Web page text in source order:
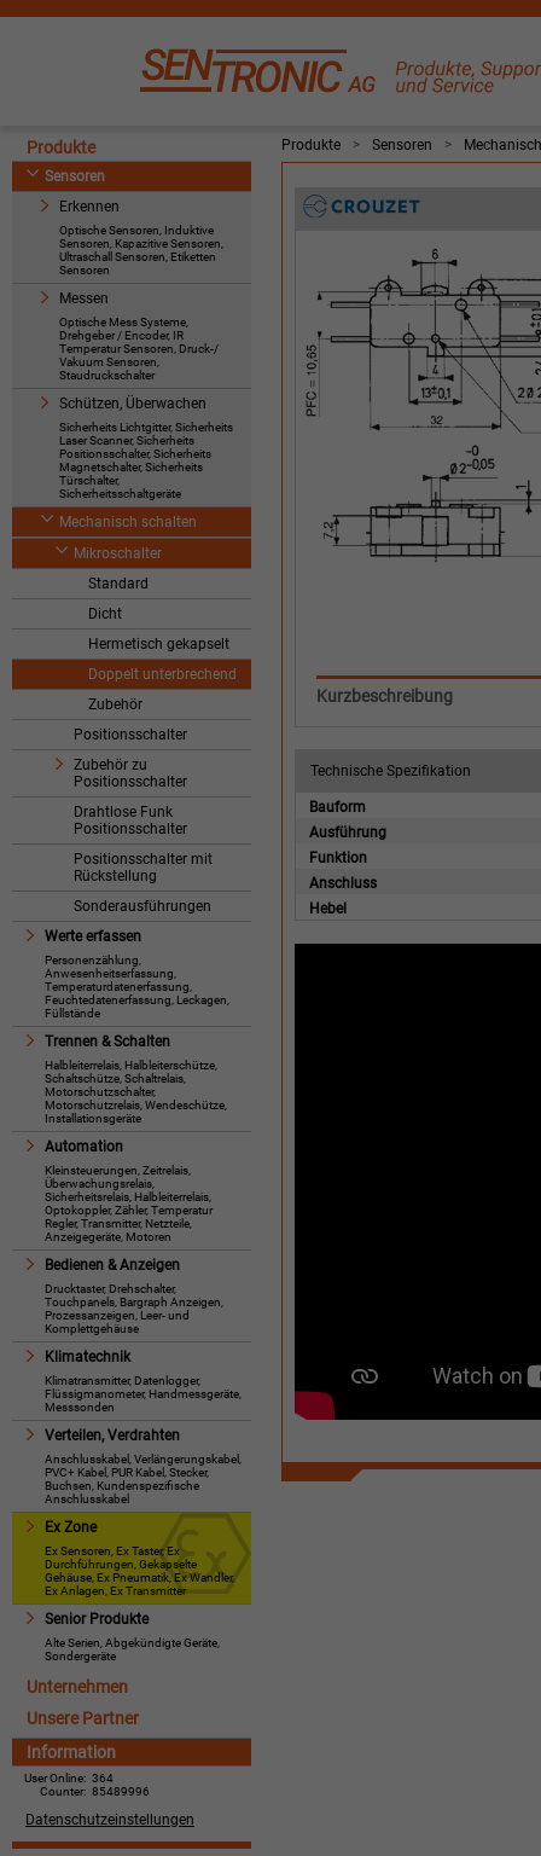
Produkte
Sensoren
Erkennen
Optische Sensoren, Induktive
Sensoren, Kapazitive Sensoren,
Ultraschall Sensoren, Etiketten
Sensoren
Messen
Optische Mess Systeme,
Drehgeber / Encoder, IR
Temperatur Sensoren, Druck-/
Vakuum Sensoren,
Staudruckschalter
Schützen, Überwachen
Sicherheits Lichtgitter, Sicherheits
Laser Scanner, Sicherheits
Positionsschalter, Sicherheits
Magnetschalter, Sicherheits
Türschalter,
Sicherheitsschaltgeräte
Mechanisch schalten
Mikroschalter
Standard
Dicht
Hermetisch gekapselt
Doppelt unterbrechend
Zubehör
Positionsschalter
Zubehör zu
Positionsschalter
Drahtlose Funk
Positionsschalter
Positionsschalter mit
Rückstellung
Sonderausführungen
Werte erfassen
Personenzählung,
Anwesenheitserfassung,
Temperaturdatenerfassung,
Feuchtedatenerfassung, Leckagen,
Füllstände
Trennen & Schalten
Halbleiterrelais, Halbleiterschütze,
Schaltschütze, Schaltrelais,
Motorschutzschalter,
Motorschutzrelais, Wendeschütze,
Installationsgeräte
Automation
Kleinsteuerungen, Zeitrelais,
Überwachungsrelais,
Sicherheitsrelais, Halbleiterrelais,
Optokoppler, Zähler, Temperatur
Regler, Transmitter, Netzteile,
Anzeigegeräte, Motoren
Bedienen & Anzeigen
Drucktaster, Drehschalter,
Touchpanels, Bargraph Anzeigen,
Prozessanzeigen, Leer- und
Komplettgehäuse
Klimatechnik
Klimatransmitter, Datenlogger,
Flüssigmanometer, Handmessgeräte,
Messsonden
Verteilen, Verdrahten
Anschlusskabel, Verlängerungskabel,
PVC+ Kabel, PUR Kabel, Stecker,
Buchsen, Kundenspezifische
Anschlusskabel
Ex Zone
Ex Sensoren, Ex Taster, Ex
Durchführungen, Gekapselte
Gehäuse, Ex Pneumatik, Ex Wandler,
Ex Anlagen, Ex Transmitter
Senior Produkte
Alte Serien, Abgekündigte Geräte,
Sondergeräte
Unternehmen
Unsere Partner
Information
User Online: 364
Counter: 85489996
Datenschutzeinstellungen
Produkte > Sensoren >
Kurzbeschreibung
Technische Spezifikation
Bauform
Ausführung
Funktion
Anschluss
Hebel